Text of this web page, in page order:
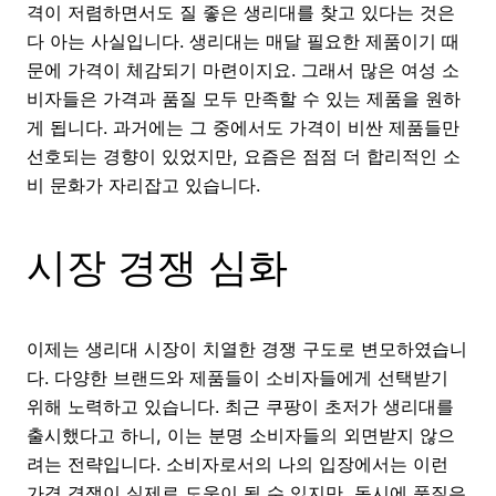
격이 저렴하면서도 질 좋은 생리대를 찾고 있다는 것은
다 아는 사실입니다. 생리대는 매달 필요한 제품이기 때
문에 가격이 체감되기 마련이지요. 그래서 많은 여성 소
비자들은 가격과 품질 모두 만족할 수 있는 제품을 원하
게 됩니다. 과거에는 그 중에서도 가격이 비싼 제품들만
선호되는 경향이 있었지만, 요즘은 점점 더 합리적인 소
비 문화가 자리잡고 있습니다.
시장 경쟁 심화
이제는 생리대 시장이 치열한 경쟁 구도로 변모하였습니
다. 다양한 브랜드와 제품들이 소비자들에게 선택받기
위해 노력하고 있습니다. 최근 쿠팡이 초저가 생리대를
출시했다고 하니, 이는 분명 소비자들의 외면받지 않으
려는 전략입니다. 소비자로서의 나의 입장에서는 이런